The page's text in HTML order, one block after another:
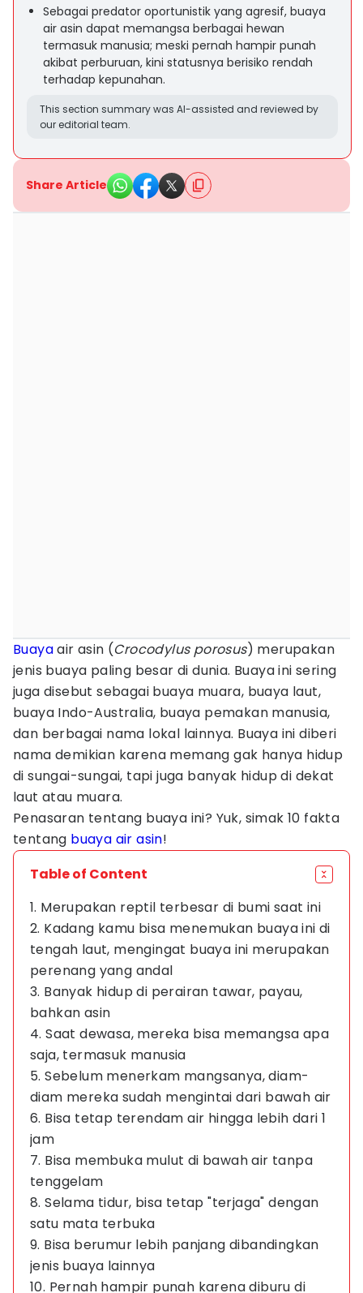
Sebagai predator oportunistik yang agresif, buaya
air asin dapat memangsa berbagai hewan
termasuk manusia; meski pernah hampir punah
akibat perburuan, kini statusnya berisiko rendah
terhadap kepunahan.
This section summary was AI-assisted and reviewed by
our editorial team.
Share Article
Buayaair asin (Crocodylus porosus) merupakan
jenis buaya paling besar di dunia. Buaya ini sering
juga disebut sebagai buaya muara, buaya laut,
buaya Indo-Australia, buaya pemakan manusia,
dan berbagai nama lokal lainnya. Buaya ini diberi
nama demikian karena memang gak hanya hidup
di sungai-sungai, tapi juga banyak hidup di dekat
laut atau muara.
Penasaran tentang buaya ini? Yuk, simak 10 fakta
tentang buaya air asin!
Table of Content
1. Merupakan reptil terbesar di bumi saat ini
2. Kadang kamu bisa menemukan buaya ini di
tengah laut, mengingat buaya ini merupakan
perenang yang andal
3. Banyak hidup di perairan tawar, payau,
bahkan asin
4. Saat dewasa, mereka bisa memangsa apa
saja, termasuk manusia
5. Sebelum menerkam mangsanya, diam-
diam mereka sudah mengintai dari bawah air
6. Bisa tetap terendam air hingga lebih dari 1
jam
7. Bisa membuka mulut di bawah air tanpa
tenggelam
8. Selama tidur, bisa tetap "terjaga" dengan
satu mata terbuka
9. Bisa berumur lebih panjang dibandingkan
jenis buaya lainnya
10. Pernah hampir punah karena diburu di